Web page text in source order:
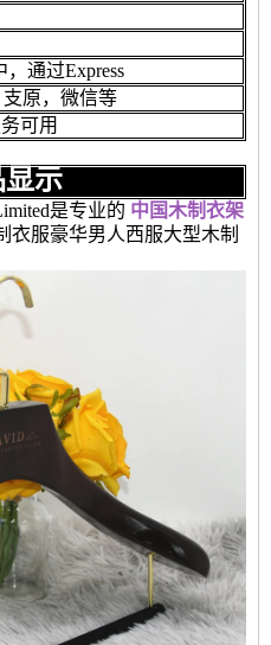
通过Express
原，微信等
可用
显示
是专业的 中国木制衣架
衣服豪华男人西服大型木制